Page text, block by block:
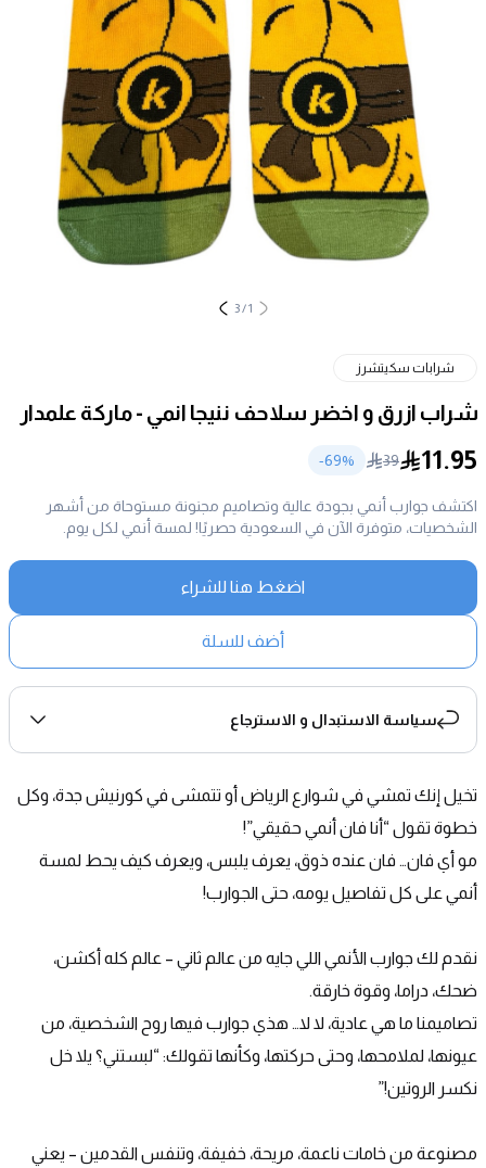
1
/
3
شرابات سكيتشرز
شراب ازرق و اخضر سلاحف ننيجا انمي - ماركة علمدار
11.95
39
69%-
اكتشف جوارب أنمي بجودة عالية وتصاميم مجنونة مستوحاة من أشهر
الشخصيات، متوفرة الآن في السعودية حصريًا! لمسة أنمي لكل يوم.
اضغط هنا للشراء
أضف للسلة
سياسة الاستبدال و الاسترجاع
خطوة تقول “أنا فان أنمي حقيقي”!
أنمي على كل تفاصيل يومه، حتى الجوارب!
ضحك، دراما، وقوة خارقة.
نكسر الروتين!”